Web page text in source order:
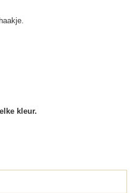
kleur.